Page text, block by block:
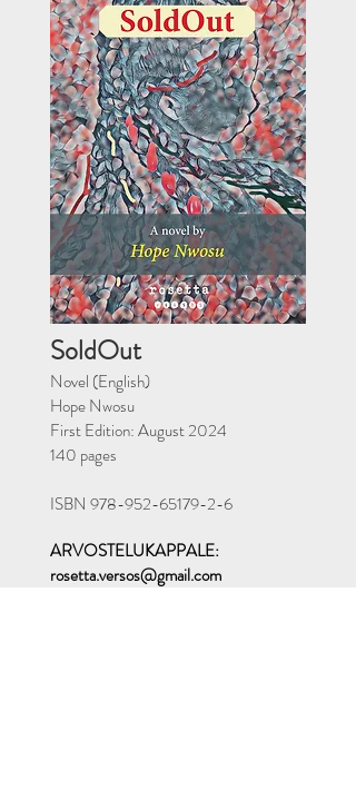
SoldOut
Novel (English)
Hope Nwosu
First Edition: August 2024
140 pages
ISBN 978-952-65179-2-6
ARVOSTELUKAPPALE:
rosetta.versos@gmail.com